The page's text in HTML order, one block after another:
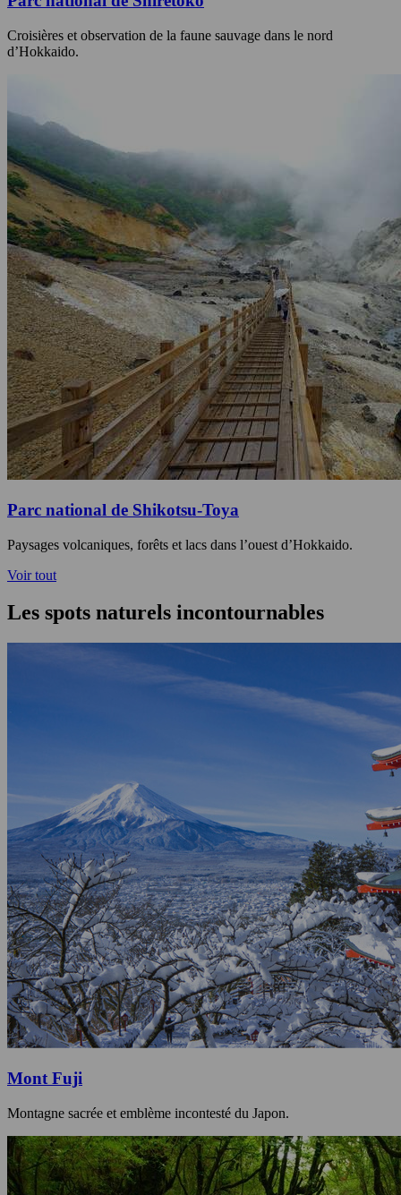
Croisières et observation de la faune sauvage dans le nord
d’Hokkaido.
Parc national de Shikotsu-Toya
Paysages volcaniques, forêts et lacs dans l’ouest d’Hokkaido.
Voir tout
Les spots naturels incontournables
Mont Fuji
Montagne sacrée et emblème incontesté du Japon.